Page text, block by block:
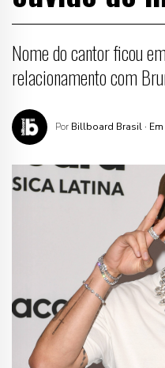
Nome do cantor ficou
relacionamento com
Por Billboard Brasil ·